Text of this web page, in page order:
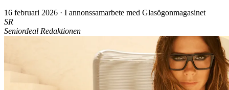
16 februari 2026 · I annonssamarbete med Glasögonmagasinet
SR
Seniordeal Redaktionen